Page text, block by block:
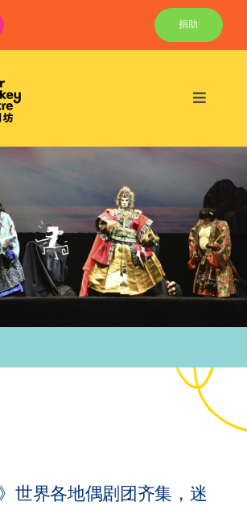
捐助
Toggle
世界各地偶剧团齐集，迷